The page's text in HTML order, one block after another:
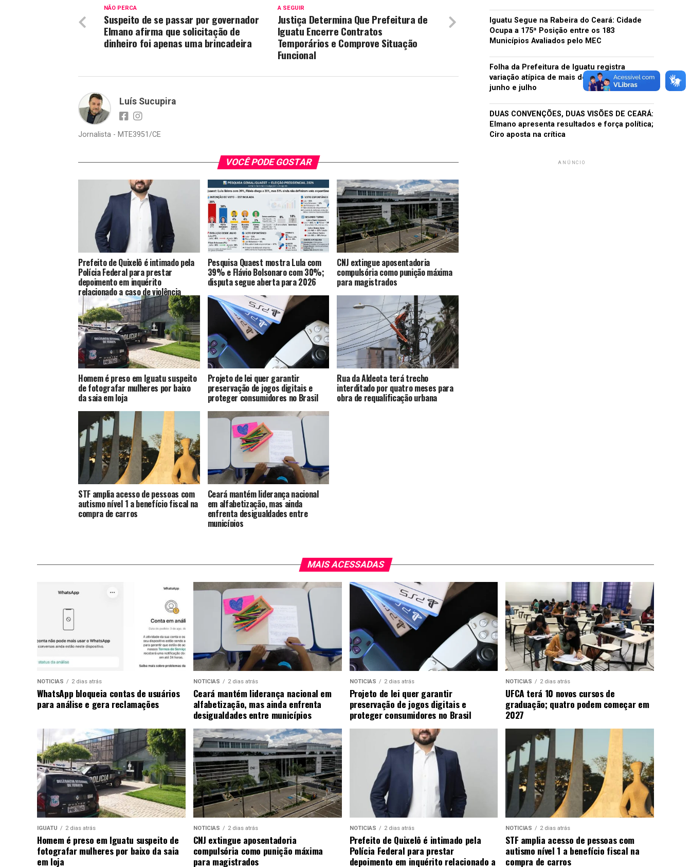
A SEGUIR
Justiça Determina Que Prefeitura de
Iguatu Encerre Contratos
Temporários e Comprove Situação
Funcional
NÃO PERCA
Suspeito de se passar por governador
Elmano afirma que solicitação de
dinheiro foi apenas uma brincadeira
Luís Sucupira
Jornalista - MTE3951/CE
VOCÊ PODE GOSTAR
Prefeito de Quixelô é intimado pela
Polícia Federal para prestar
depoimento em inquérito
relacionado a caso de violência
política de gênero
Pesquisa Quaest mostra Lula com
39% e Flávio Bolsonaro com 30%;
disputa segue aberta para 2026
CNJ extingue aposentadoria
compulsória como punição máxima
para magistrados
Homem é preso em Iguatu suspeito
de fotografar mulheres por baixo
da saia em loja
Projeto de lei quer garantir
preservação de jogos digitais e
proteger consumidores no Brasil
Rua da Aldeota terá trecho
interditado por quatro meses para
obra de requalificação urbana
STF amplia acesso de pessoas com
autismo nível 1 a benefício fiscal na
compra de carros
Ceará mantém liderança nacional
em alfabetização, mas ainda
enfrenta desigualdades entre
municípios
Iguatu Segue na Rabeira do Ceará: Cidade
Ocupa a 175ª Posição entre os 183
Municípios Avaliados pelo MEC
Folha da Prefeitura de Iguatu registra
variação atípica de mais de mil vínculos entre
junho e julho
DUAS CONVENÇÕES, DUAS VISÕES DE CEARÁ:
Elmano apresenta resultados e força política;
Ciro aposta na crítica
ANÚNCIO
MAIS ACESSADAS
NOTICIAS 2 dias atrás
WhatsApp bloqueia contas de usuários
para análise e gera reclamações
NOTICIAS 2 dias atrás
Ceará mantém liderança nacional em
alfabetização, mas ainda enfrenta
desigualdades entre municípios
NOTICIAS 2 dias atrás
Projeto de lei quer garantir
preservação de jogos digitais e
proteger consumidores no Brasil
NOTICIAS 2 dias atrás
UFCA terá 10 novos cursos de
graduação; quatro podem começar em
2027
IGUATU 2 dias atrás
Homem é preso em Iguatu suspeito de
fotografar mulheres por baixo da saia
em loja
NOTICIAS 2 dias atrás
CNJ extingue aposentadoria
compulsória como punição máxima
para magistrados
NOTICIAS 2 dias atrás
Prefeito de Quixelô é intimado pela
Polícia Federal para prestar
depoimento em inquérito relacionado a
NOTICIAS 2 dias atrás
STF amplia acesso de pessoas com
autismo nível 1 a benefício fiscal na
compra de carros